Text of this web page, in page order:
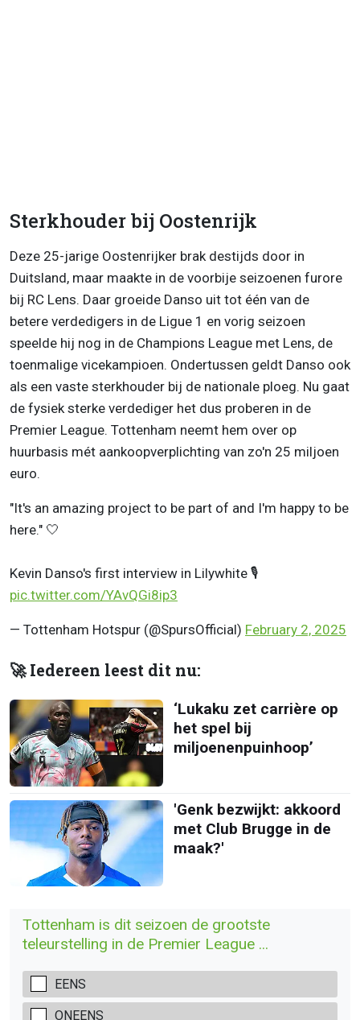
Sterkhouder bij Oostenrijk
Deze 25-jarige Oostenrijker brak destijds door in
Duitsland, maar maakte in de voorbije seizoenen furore
bij RC Lens. Daar groeide Danso uit tot één van de
betere verdedigers in de Ligue 1 en vorig seizoen
speelde hij nog in de Champions League met Lens, de
toenmalige vicekampioen. Ondertussen geldt Danso ook
als een vaste sterkhouder bij de nationale ploeg. Nu gaat
de fysiek sterke verdediger het dus proberen in de
Premier League. Tottenham neemt hem over op
huurbasis mét aankoopverplichting van zo'n 25 miljoen
euro.
"It's an amazing project to be part of and I'm happy to be
here." 🤍
Kevin Danso's first interview in Lilywhite 🎙️
pic.twitter.com/YAvQGi8ip3
— Tottenham Hotspur (@SpursOfficial) February 2, 2025
🚀 Iedereen leest dit nu:
‘Lukaku zet carrière op
het spel bij
miljoenenpuinhoop’
'Genk bezwijkt: akkoord
met Club Brugge in de
maak?'
Tottenham is dit seizoen de grootste
teleurstelling in de Premier League ...
EENS
ONEENS